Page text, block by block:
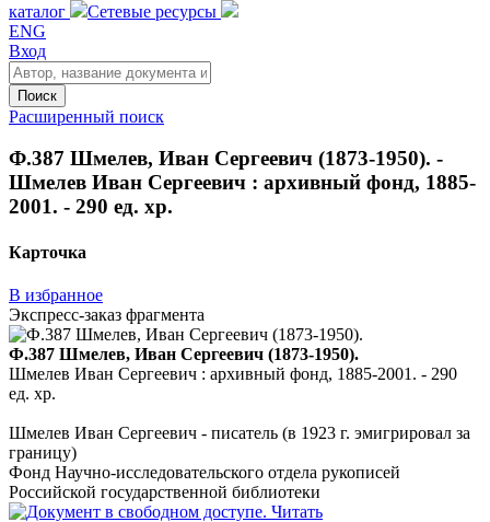
каталог
Сетевые ресурсы
ENG
Вход
Поиск
Расширенный поиск
Ф.387 Шмелев, Иван Сергеевич (1873-1950). -
Шмелев Иван Сергеевич : архивный фонд, 1885-
2001. - 290 ед. хр.
Карточка
В избранное
Экспресс-заказ фрагмента
Ф.387 Шмелев, Иван Сергеевич (1873-1950).
Шмелев Иван Сергеевич : архивный фонд, 1885-2001. - 290
ед. хр.
Шмелев Иван Сергеевич - писатель (в 1923 г. эмигрировал за
границу)
Фонд Научно-исследовательского отдела рукописей
Российской государственной библиотеки
Читать